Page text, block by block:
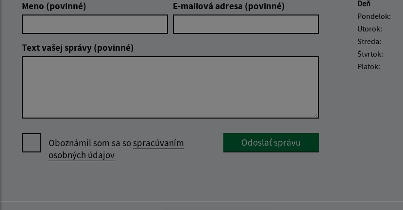
Meno (povinné) E-mailová adresa (povinné)
Text vašej správy (povinné)
Oboznámil som sa sospracúvaním
osobných údajov
Odoslať správu
Deň
Pondelok:
Utorok:
Streda:
Štvrtok:
Piatok: